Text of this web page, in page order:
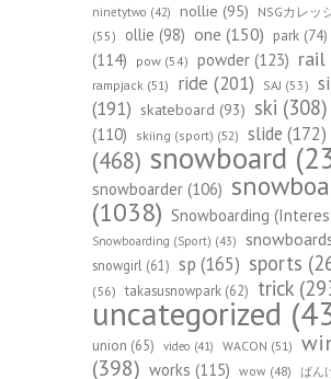
ninetytwo (42) nollie (95)
NSGカレッ
(55)
ollie (98) one (150) park (74)
(114)
pow (54) powder (123) rail
rampjack (51) ride (201) SAJ (53)
(191) skateboard (93) ski (308)
(110)
skiing (sport) (52) slide (172)
(468) snowboard
snowboarder (106)
(1038) Snowboarding
Snowboarding (Sport) (43)
snowgirl (61) sp (165) sports
(56) takasusnowpark (62) trick
uncategorized
union (65) video (41) WACON (51)
(398) works (115) wow (48) ばん